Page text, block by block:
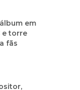
em
e torre
fãs